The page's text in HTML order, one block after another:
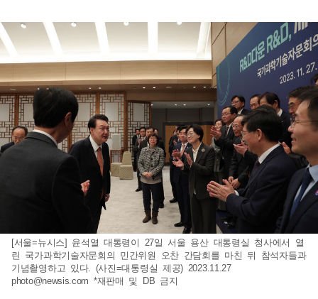
[서울=뉴시스] 윤석열 대통령이 27일 서울 용산 대통령실 청사에서 열
린 국가과학기술자문회의 민간위원 오찬 간담회를 마친 뒤 참석자들과
기념촬영하고 있다. (사진=대통령실 제공) 2023.11.27
photo@newsis.com *재판매 및 DB 금지